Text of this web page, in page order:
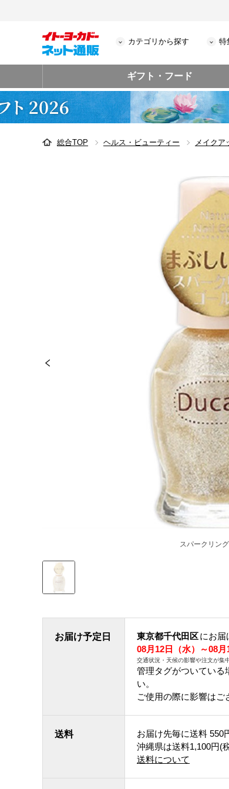
カテゴリから探す 特
ギフト・フード
総合TOP ヘルス・ビューティー メイクア
スパークリン
お届け予定日 東京都千代田区にお届
08月12日（水）～08月
交通状況・天候の影響や注文が集
管理タグがついている
い。
ご使用の際に影響はご
送料 お届け先毎に送料 550
沖縄県は送料1,100円(
送料について